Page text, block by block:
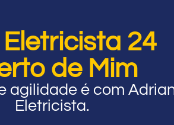
24
de Mim
agilidade é com
Eletricista.